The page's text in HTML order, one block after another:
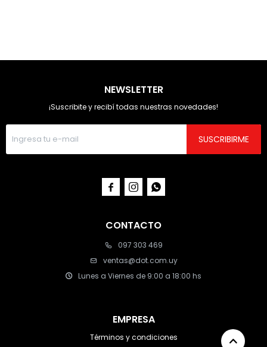
CONTACTO
097 303 469
ventas@dot.com.uy
Lunes a Viernes de 9:00 a 18:00 hs
EMPRESA
Términos y condiciones
NEWSLETTER
¡Suscribite y recibí todas nuestras novedades!
SUSCRIBIRME
  